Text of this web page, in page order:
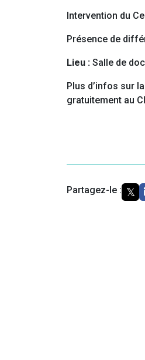
Intervention du
Présence de
Lieu : Salle de
Plus d’infos sur
gratuitement au
Partagez-le :